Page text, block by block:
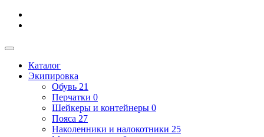
Каталог
Экипировка
Обувь 21
Перчатки 0
Шейкеры и контейнеры 0
Пояса 27
Наколенники и налокотники 25